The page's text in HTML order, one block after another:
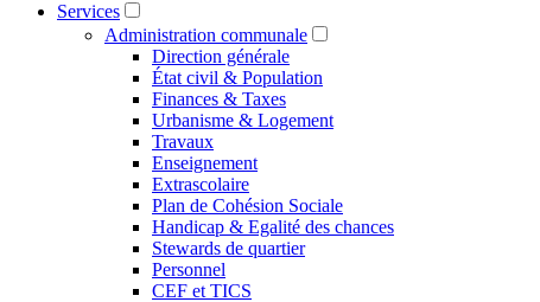
Services
Administration communale
Direction générale
État civil & Population
Finances & Taxes
Urbanisme & Logement
Travaux
Enseignement
Extrascolaire
Plan de Cohésion Sociale
Handicap & Egalité des chances
Stewards de quartier
Personnel
CEF et TICS